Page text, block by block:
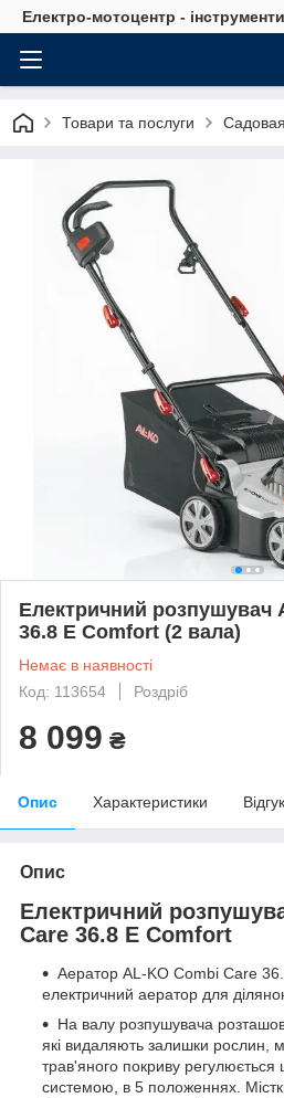
Електро-мотоцентр -
Товари та послуги
Електричний розпушувач
36.8 E Comfort (2 вала)
Немає в наявності
Код: 113654
Роздріб
8 099 ₴
Опис Характеристики
Опис
Електричний
Care 36.8 E Comfort
Аератор AL-KO Combi Care
електричний аератор для
На валу розпушувача
які видаляють залишки рослин,
трав'яного покриву
системою, в 5 положеннях.